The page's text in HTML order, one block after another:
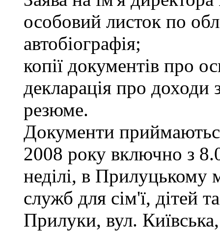
особовий листок по
автобіографія;
копії документів про
декларація про доходи
резюме.
Документи
2008 року включно з
неділі, в Прилуцькому
служб для сім'ї, дітей
Прилуки, вул.